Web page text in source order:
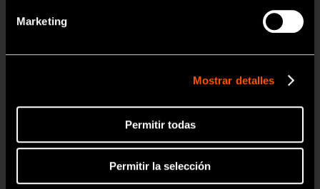
Marketing
Mostrar detalles
Permitir todas
Permitir la selección
Tools for Professionals